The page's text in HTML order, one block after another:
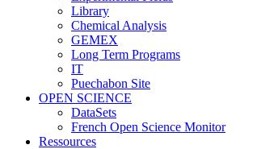
Library
Chemical Analysis
GEMEX
Long Term Programs
IT
Puechabon Site
OPEN SCIENCE
DataSets
French Open Science Monitor
Ressources